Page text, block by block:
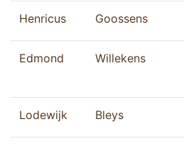
Henricus Goossens
Edmond Willekens
Lodewijk Bleys